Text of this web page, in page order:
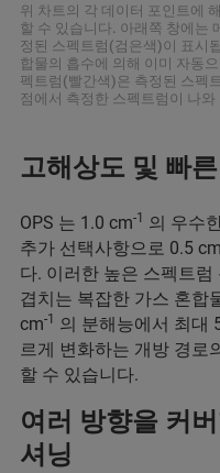
위 차트의 각 데이터 포인트에
할 수 있습니다. 아래쪽 창에는
정된 스펙트럼(검은색)이 표시
합물의 흡수에 의해 이미 자동
펙트럼(빨간색)은 측정된 스펙
점에서 측정한 스펙트럼이 나와
고해상도 및 빠
OPS 는 1.0 cm-1
의 우수
추가 선택사항으로 0.5 cm
다. 이러한 높은 스펙트
겹치는 복잡한 가스 혼합
cm-1
의 분해능에서 최대
르게 변화하는 개방 경로
할 수 있습니다.
여러 방향을 커
셔닝